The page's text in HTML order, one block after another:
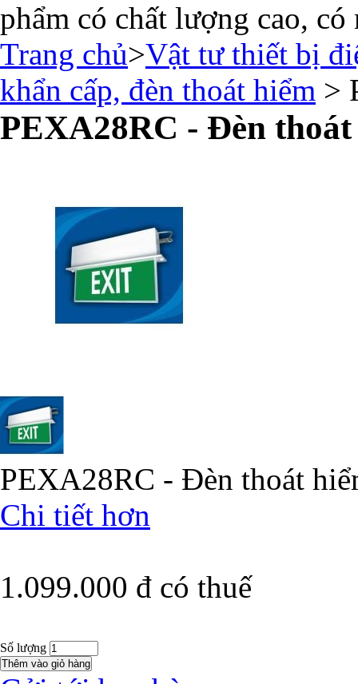
phẩm có chất lượng cao, có
Trang chủ>Vật tư thiết bị
khẩn cấp, đèn thoát hiểm >
PEXA28RC - Đèn
PEXA28RC - Đèn thoát
Chi tiết hơn
1.099.000 đ có thuế
Số lượng